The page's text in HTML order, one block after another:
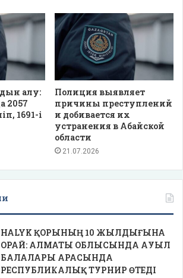
алу:
2057
1691-і
Полиция выявляет
причины преступлений
и добивается их
устранения в Абайской
области
21.07.2026
HALYK ҚОРЫНЫҢ 10 ЖЫЛДЫҒЫНА
ОРАЙ: АЛМАТЫ ОБЛЫСЫНДА АУЫЛ
БАЛАЛАРЫ АРАСЫНДА
РЕСПУБЛИКАЛЫҚ ТУРНИР ӨТЕДІ